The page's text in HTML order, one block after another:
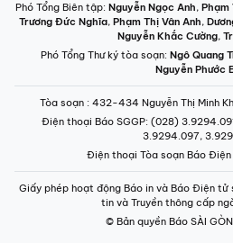
Phó Tổng Biên tập: Nguyễn Ngọc Anh, Phạm
Trương Đức Nghĩa, Phạm Thị Vân Anh,
Nguyễn Khắc Cường,
Phó Tổng Thư ký tòa soạn: Ngô Quang
Nguyễn Phước
Tòa soạn : 432-434 Nguyễn Thị Minh
Điện thoại Báo SGGP: (028)
3.9294.097,
Điện thoại Tòa soạn Báo
Giấy phép hoạt động Báo in và Báo Điện
tin và Truyền thông cấp
© Bản quyền Báo SÀI